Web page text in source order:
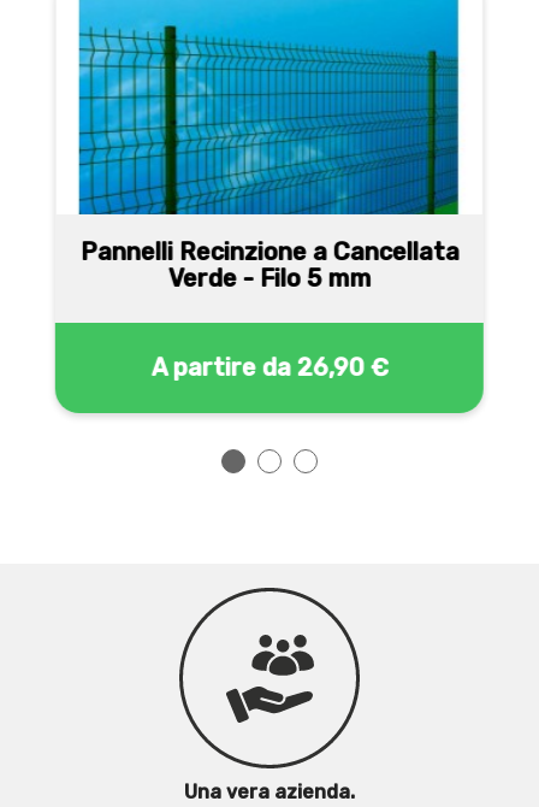
Pannelli Recinzione a Cancellata
Verde - Filo 5 mm
A partire da 26,90 €
Una vera azienda.